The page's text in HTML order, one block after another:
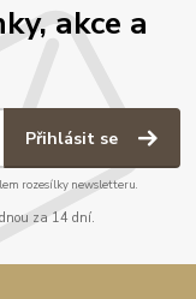
akce a
Přihlásit se
rozesílky newsletteru.
za 14 dní.